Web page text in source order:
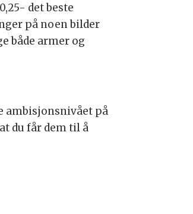
det beste
på noen bilder
både armer og
ambisjonsnivået på
du får dem til å